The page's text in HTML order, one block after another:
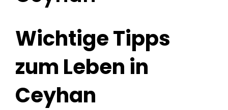
Wichtige Tipps
zum Leben in
Ceyhan